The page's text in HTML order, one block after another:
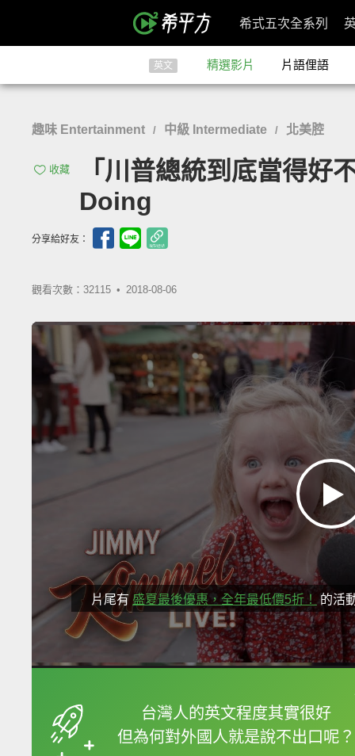
希式五次全系列
英文 精選影片 片語俚語
趣味 Entertainment / 中級 Intermediate / 北美腔
收藏
「川普總統到底當得
Doing
分享給好友：
觀看次數：32115 • 2018-08-06
片尾有 盛夏最後優惠，全年最低價5折！ 的活
台灣人的英文程度其實很好
但為何對外國人就是說不出口呢？
框選或點兩下字幕可